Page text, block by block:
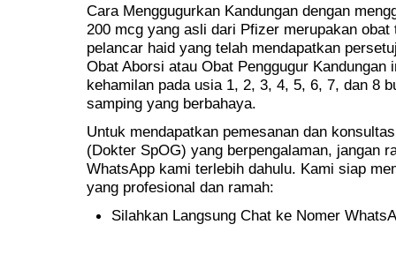
Cara Menggugurkan Kandungan dengan
200 mcg yang asli dari Pfizer merupakan
pelancar haid yang telah mendapatkan
Obat Aborsi atau Obat Penggugur Kandungan
kehamilan pada usia 1, 2, 3, 4, 5, 6, 7, dan 8
samping yang berbahaya.
Untuk mendapatkan pemesanan dan
(Dokter SpOG) yang berpengalaman, jangan
WhatsApp kami terlebih dahulu. Kami siap
yang profesional dan ramah:
Silahkan Langsung Chat ke Nomer